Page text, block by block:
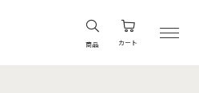
商品 カート